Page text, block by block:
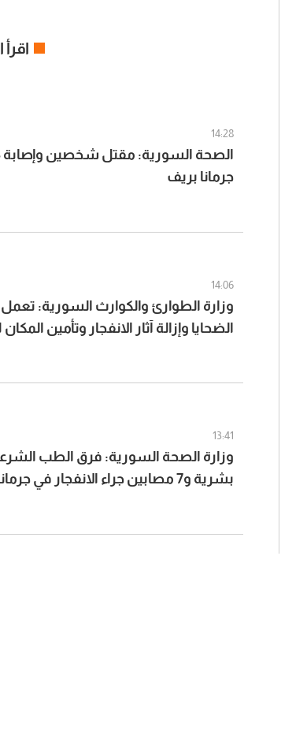
14:28
جرمانا بريف
14:06
وزارة الطوارئ والكوارث السورية:
الضحايا وإزالة آثار الانفجار وتأمين
13:41
وزارة الصحة السورية: فرق الطب
بشرية و7 مصابين جراء الانفجار في جرمانا بريف دمشق